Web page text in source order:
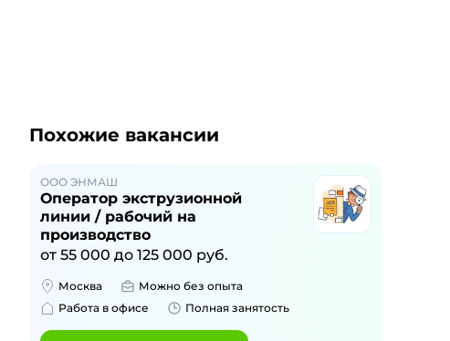
Похожие вакансии
ООО ЭНМАШ
Оператор экструзионной
линии / рабочий на
производство
от 55 000 до 125 000 руб.
Москва
Можно без опыта
Работа в офисе
Полная занятость